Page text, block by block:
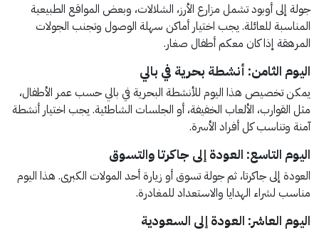
جولة إلى أوبود تشمل مزارع الأرز، الشلالات، وبعض المواقع الطبيعية
المناسبة للعائلة. يجب اختيار أماكن سهلة الوصول وتجنب الجولات
المرهقة إذا كان معكم أطفال صغار.
اليوم الثامن: أنشطة بحرية في بالي
يمكن تخصيص هذا اليوم للأنشطة البحرية في بالي حسب عمر الأطفال،
مثل القوارب، الألعاب الخفيفة، أو الجلسات الشاطئية. يجب اختيار أنشطة
آمنة وتناسب كل أفراد الأسرة.
اليوم التاسع: العودة إلى جاكرتا والتسوق
العودة إلى جاكرتا، ثم جولة تسوق أو زيارة أحد المولات الكبرى. هذا اليوم
مناسب لشراء الهدايا والاستعداد للمغادرة.
اليوم العاشر: العودة إلى السعودية